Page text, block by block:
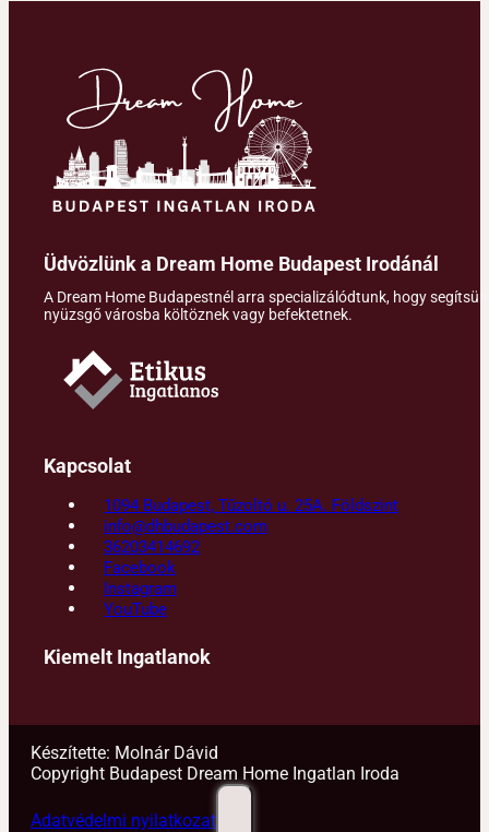
Üdvözlünk a Dream Home Budapest Irodánál
A Dream Home Budapestnél arra specializálódtunk, hogy
nyüzsgő városba költöznek vagy befektetnek.
Kapcsolat
1094 Budapest, Tűzoltó u. 25A. Földszint
info@dhbudapest.com
36203414692
Facebook
Instagram
YouTube
Kiemelt Ingatlanok
Készítette: Molnár Dávid
Copyright Budapest Dream Home Ingatlan Iroda
Adatvédelmi nyilatkozat